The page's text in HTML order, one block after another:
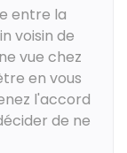
entre la
voisin de
vue chez
en vous
l'accord
de ne